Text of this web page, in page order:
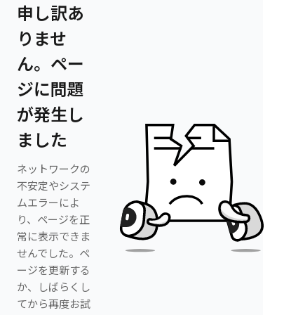
申し訳あ
りませ
ん。ペー
ジに問題
が発生し
ました
ネットワークの
不安定やシステ
ムエラーによ
り、ページを正
常に表示できま
せんでした。ペ
ージを更新する
か、しばらくし
てから再度お試